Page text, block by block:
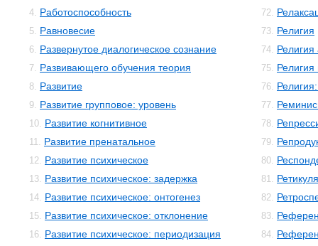
4. Работоспособность
5. Равновесие
6. Развернутое диалогическое сознание
7. Развивающего обучения теория
8. Развитие
9. Развитие групповое: уровень
10. Развитие когнитивное
11. Развитие пренатальное
12. Развитие психическое
13. Развитие психическое: задержка
14. Развитие психическое: онтогенез
15. Развитие психическое: отклонение
16. Развитие психическое: периодизация
72.
73. Религия
74. Религия
75. Религия
76.
77.
78.
79.
80.
81.
82.
83.
84.